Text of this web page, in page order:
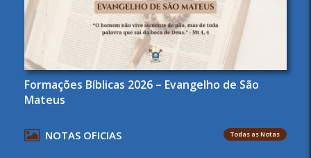
Formações Bíblicas 2026 – Evangelho de São
Mateus
NOTAS OFICIAS Todas as Notas